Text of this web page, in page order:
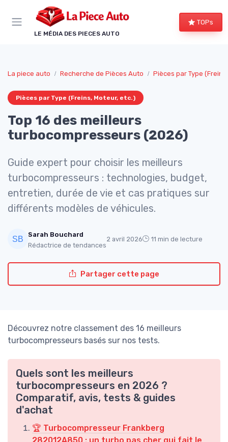
LE MÉDIA DES PIECES AUTO
TOPs
La piece auto Recherche de Pièces Auto Pièces par Type
Pièces par Type (Freins, Moteur, etc.)
Top 16 des meilleurs
turbocompresseurs (2026)
Guide expert pour choisir les meilleurs
turbocompresseurs : technologies, budget,
entretien, durée de vie et cas pratiques sur
différents modèles de véhicules.
Sarah Bouchard
Rédactrice de tendances
2 avril 2026 11 min de lecture
Partager cette page
Découvrez notre classement des 16 meilleurs
turbocompresseurs basés sur nos tests.
Quels sont les meilleurs
turbocompresseurs en 2026 ?
Comparatif, avis, tests & guides
d'achat
🏆 Turbocompresseur Frankberg
Panneau de gestion des cookies